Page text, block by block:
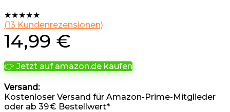
★★★★★
(13 Kundenrezensionen)
14,99 €
👉 Jetzt auf amazon.de kaufen
Versand:
Kostenloser Versand für Amazon-Prime-Mitglieder
oder ab 39 € Bestellwert*